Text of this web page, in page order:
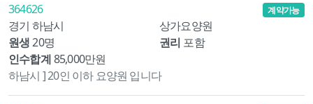
364626
경기 하남시
상가요양원
원생 20명 권리 포함
인수합계85,000만원
계약가능
하남시 ] 20인 이하 요양원 입니다